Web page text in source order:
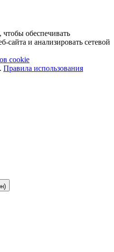
обеспечивать
сайта и анализировать сетевой
cookie
Правила использования